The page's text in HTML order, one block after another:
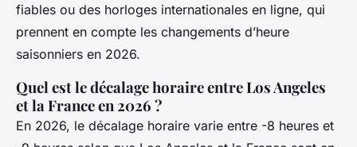
fiables ou des horloges internationales en ligne, qui
prennent en compte les changements d’heure
saisonniers en 2026.
Quel est le décalage horaire entre Los Angeles
et la France en 2026 ?
En 2026, le décalage horaire varie entre -8 heures et